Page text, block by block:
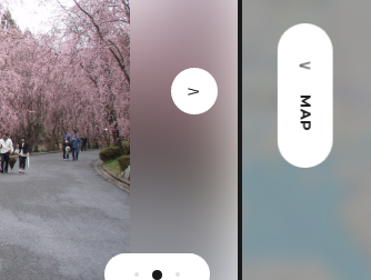
广岛观光宣传册
MAP